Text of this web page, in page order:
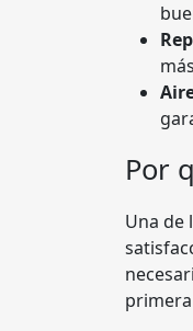
Por
Una de